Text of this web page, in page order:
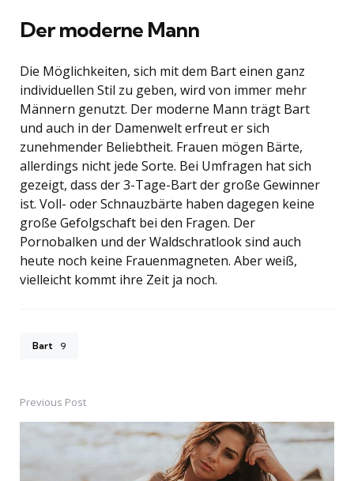
Der moderne Mann
Die Möglichkeiten, sich mit dem Bart einen ganz
individuellen Stil zu geben, wird von immer mehr
Männern genutzt. Der moderne Mann trägt Bart
und auch in der Damenwelt erfreut er sich
zunehmender Beliebtheit. Frauen mögen Bärte,
allerdings nicht jede Sorte. Bei Umfragen hat sich
gezeigt, dass der 3-Tage-Bart der große Gewinner
ist. Voll- oder Schnauzbärte haben dagegen keine
große Gefolgschaft bei den Fragen. Der
Pornobalken und der Waldschratlook sind auch
heute noch keine Frauenmagneten. Aber weiß,
vielleicht kommt ihre Zeit ja noch.
Bart 9
Post
navigation
Previous Post